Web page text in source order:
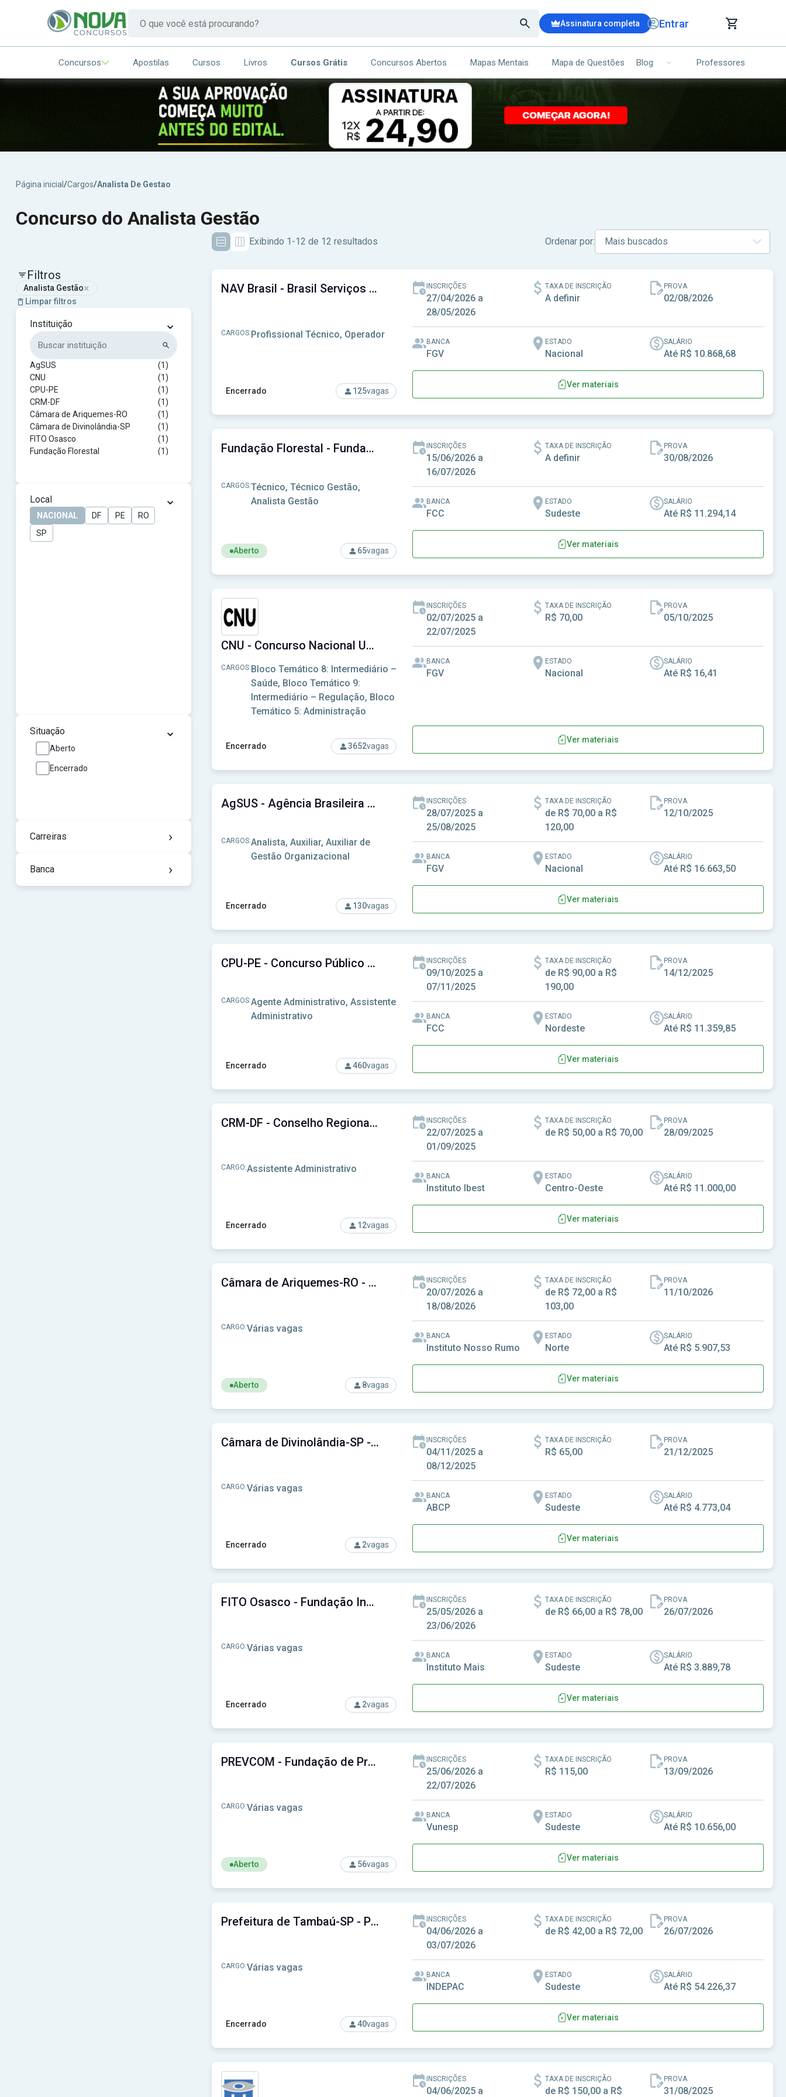
Assinatura completa Entrar
CARRINHO DE COMPRAS
ITENS (00)
Ops!
Seu carrinho ainda está vazio.
Concursos Apostilas Cursos Livros Cursos Grátis Concursos Abertos Mapas Mentais Mapa de Questões Blog Professores
Página inicial /Cargos/Analista De Gestao
Concurso do Analista Gestão
Exibindo 1-12 de 12 resultados Ordenar por:
Filtros
Analista Gestão×
Limpar filtros
Instituição ⌄
AgSUS
(1)
CNU
(1)
CPU-PE
(1)
CRM-DF
(1)
Câmara de Ariquemes-RO
(1)
Câmara de Divinolândia-SP
(1)
FITO Osasco
(1)
Fundação Florestal
(1)
TCE-PE
(1)
Local ⌄
NACIONAL DF PE
RO
SP
Situação ⌄
Aberto
Encerrado
Carreiras ›
Banca ›
Encerrado 125vagas
NAV Brasil - Brasil Serviços de Navegação Áerea S/A
CARGOS:Profissional Técnico, Operador
INSCRIÇÕES
27/04/2026 a
28/05/2026
TAXA DE INSCRIÇÃO
A definir
PROVA
02/08/2026
BANCA
FGV
ESTADO
Nacional
SALÁRIO
Até R$ 10.868,68
Ver materiais
Aberto 65vagas
Fundação Florestal - Fundação para a Conservação e a Produção Florestal do Estado de São Paulo
CARGOS:Técnico, Técnico Gestão,
Analista Gestão
INSCRIÇÕES
15/06/2026 a
16/07/2026
TAXA DE INSCRIÇÃO
A definir
PROVA
30/08/2026
BANCA
FCC
ESTADO
Sudeste
SALÁRIO
Até R$ 11.294,14
Ver materiais
Encerrado 3652vagas
CNU - Concurso Nacional Unificado
CARGOS:Bloco Temático 8: Intermediário –
Saúde, Bloco Temático 9:
Intermediário – Regulação, Bloco
Temático 5: Administração
INSCRIÇÕES
02/07/2025 a
22/07/2025
TAXA DE INSCRIÇÃO
R$ 70,00
PROVA
05/10/2025
BANCA
FGV
ESTADO
Nacional
SALÁRIO
Até R$ 16,41
Ver materiais
Encerrado 130vagas
AgSUS - Agência Brasileira de Apoio à Gestão do SUS
CARGOS:Analista, Auxiliar, Auxiliar de
Gestão Organizacional
INSCRIÇÕES
28/07/2025 a
25/08/2025
TAXA DE INSCRIÇÃO
de R$ 70,00 a R$
120,00
PROVA
12/10/2025
BANCA
FGV
ESTADO
Nacional
SALÁRIO
Até R$ 16.663,50
Ver materiais
Encerrado 460vagas
CPU-PE - Concurso Público Unificado do Estado do Pernambuco
CARGOS:Agente Administrativo, Assistente
Administrativo
INSCRIÇÕES
09/10/2025 a
07/11/2025
TAXA DE INSCRIÇÃO
de R$ 90,00 a R$
190,00
PROVA
14/12/2025
BANCA
FCC
ESTADO
Nordeste
SALÁRIO
Até R$ 11.359,85
Ver materiais
Encerrado 12vagas
CRM-DF - Conselho Regional de Medicina do Distrito Federal
CARGO:Assistente Administrativo
INSCRIÇÕES
22/07/2025 a
01/09/2025
TAXA DE INSCRIÇÃO
de R$ 50,00 a R$ 70,00
PROVA
28/09/2025
BANCA
Instituto Ibest
ESTADO
Centro-Oeste
SALÁRIO
Até R$ 11.000,00
Ver materiais
Aberto 8vagas
Câmara de Ariquemes-RO - Câmara Municipal de Ariquemes-RO
CARGO:Várias vagas
INSCRIÇÕES
20/07/2026 a
18/08/2026
TAXA DE INSCRIÇÃO
de R$ 72,00 a R$
103,00
PROVA
11/10/2026
BANCA
Instituto Nosso Rumo
ESTADO
Norte
SALÁRIO
Até R$ 5.907,53
Ver materiais
Encerrado 2vagas
Câmara de Divinolândia-SP - Câmara Municipal de Divinolândia-SP
CARGO:Várias vagas
INSCRIÇÕES
04/11/2025 a
08/12/2025
TAXA DE INSCRIÇÃO
R$ 65,00
PROVA
21/12/2025
BANCA
ABCP
ESTADO
Sudeste
SALÁRIO
Até R$ 4.773,04
Ver materiais
Encerrado 2vagas
FITO Osasco - Fundação Instituto Tecnológico de Osasco-SP
CARGO:Várias vagas
INSCRIÇÕES
25/05/2026 a
23/06/2026
TAXA DE INSCRIÇÃO
de R$ 66,00 a R$ 78,00
PROVA
26/07/2026
BANCA
Instituto Mais
ESTADO
Sudeste
SALÁRIO
Até R$ 3.889,78
Ver materiais
Aberto 56vagas
PREVCOM - Fundação de Previdência Complementar do Estado de São Paulo
CARGO:Várias vagas
INSCRIÇÕES
25/06/2026 a
22/07/2026
TAXA DE INSCRIÇÃO
R$ 115,00
PROVA
13/09/2026
BANCA
Vunesp
ESTADO
Sudeste
SALÁRIO
Até R$ 10.656,00
Ver materiais
Encerrado 40vagas
Prefeitura de Tambaú-SP - Prefeitura Municipal de Tambaú-SP
CARGO:Várias vagas
INSCRIÇÕES
04/06/2026 a
03/07/2026
TAXA DE INSCRIÇÃO
de R$ 42,00 a R$ 72,00
PROVA
26/07/2026
BANCA
INDEPAC
ESTADO
Sudeste
SALÁRIO
Até R$ 54.226,37
Ver materiais
INSCRIÇÕES
04/06/2025 a
TAXA DE INSCRIÇÃO
de R$ 150,00 a R$
PROVA
31/08/2025